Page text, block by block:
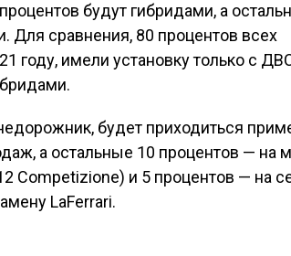
будут гибридами, а
Для сравнения, 80 процентов всех
году, имели установку только с
будет приходиться
а остальные 10 процентов — на
Competizione) и 5 процентов — на
LaFerrari.